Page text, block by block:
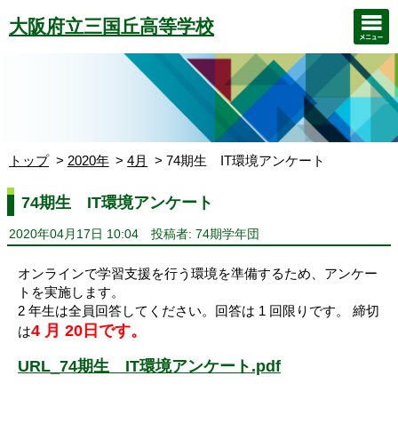
大阪府立三国丘高等学校
トップ 2020年 4月 74期生 IT環境アンケート
74期生 IT環境アンケート
2020年04月17日 10:04 投稿者: 74期学年団
オンラインで学習支援を行う環境を準備するため、アンケー
トを実施します。
2 年生は全員回答してください。回答は 1 回限りです。 締切
は4 月 20日です。
URL_74期生 IT環境アンケート.pdf